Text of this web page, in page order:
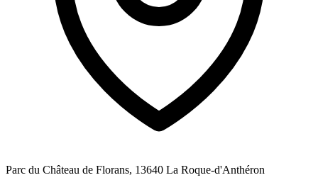
Parc du Château de Florans, 13640 La Roque-d'Anthéron